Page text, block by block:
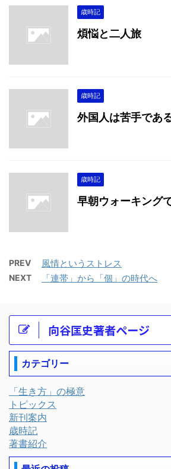
歳時記
煩悩と二人旅
歳時記
外国人は苦手である
歳時記
早朝ウォーキング
PREV 風情というストレス
NEXT 「連帯」から「個」の時代へ
向谷匡史著者ページ
カテゴリー
「生き方」の極意
トピックス
新刊案内
歳時記
著書紹介